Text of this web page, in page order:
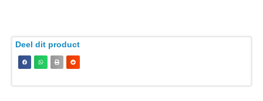
Deel dit product